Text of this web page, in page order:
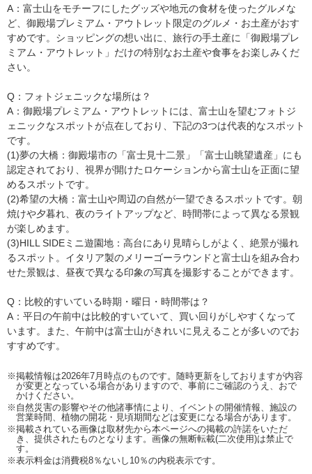
A：富士山をモチーフにしたグッズや地元の食材を使ったグルメな
ど、御殿場プレミアム・アウトレット限定のグルメ・お土産がおす
すめです。ショッピングの想い出に、旅行の手土産に「御殿場プレ
ミアム・アウトレット」だけの特別なお土産や食事をお楽しみくだ
さい。
Q：フォトジェニックな場所は？
A：御殿場プレミアム・アウトレットには、富士山を望むフォトジ
ェニックなスポットが点在しており、下記の3つは代表的なスポット
です。
(1)夢の大橋：御殿場市の「富士見十二景」「富士山眺望遺産」にも
認定されており、視界が開けたロケーションから富士山を正面に望
めるスポットです。
(2)希望の大橋：富士山や周辺の自然が一望できるスポットです。朝
焼けや夕暮れ、夜のライトアップなど、時間帯によって異なる景観
が楽しめます。
(3)HILL SIDEミニ遊園地：高台にあり見晴らしがよく、絶景が撮れ
るスポット。イタリア製のメリーゴーラウンドと富士山を組み合わ
せた景観は、昼夜で異なる印象の写真を撮影することができます。
Q：比較的すいている時期・曜日・時間帯は？
A：平日の午前中は比較的すいていて、買い回りがしやすくなって
います。また、午前中は富士山がきれいに見えることが多いのでお
すすめです。
※掲載情報は2026年7月時点のものです。随時更新をしておりますが内容
が変更となっている場合がありますので、事前にご確認のうえ、おで
かけください。
※自然災害の影響やその他諸事情により、イベントの開催情報、施設の
営業時間、植物の開花・見頃期間などは変更になる場合があります。
※掲載されている画像は取材先から本ページへの掲載の許諾をいただ
き、提供されたものとなります。画像の無断転載(二次使用)は禁止で
す。
※表示料金は消費税8％ないし10％の内税表示です。